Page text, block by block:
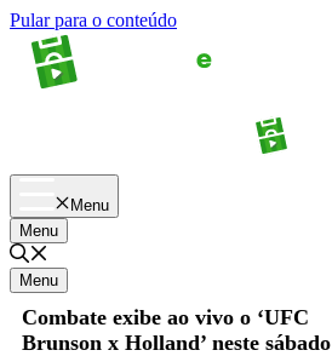
Pular para o conteúdo
Menu
Menu
Menu
Combate exibe ao vivo o ‘UFC
Brunson x Holland’ neste sábado